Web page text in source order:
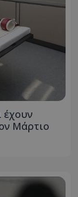
έχουν
Μάρτιο